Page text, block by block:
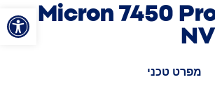
פתח
Micron 7450
מפרט טכני